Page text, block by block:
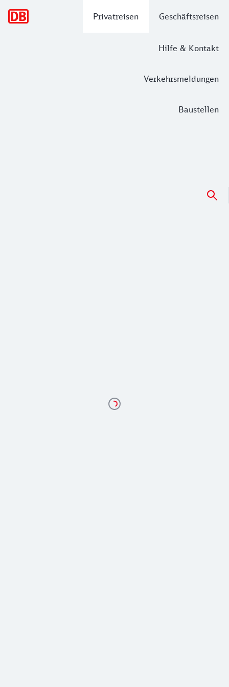
Privatreisen Geschäftsreisen
Hilfe & Kontakt
Verkehrsmeldungen
Baustellen